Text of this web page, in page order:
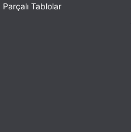
Parçalı Tablolar